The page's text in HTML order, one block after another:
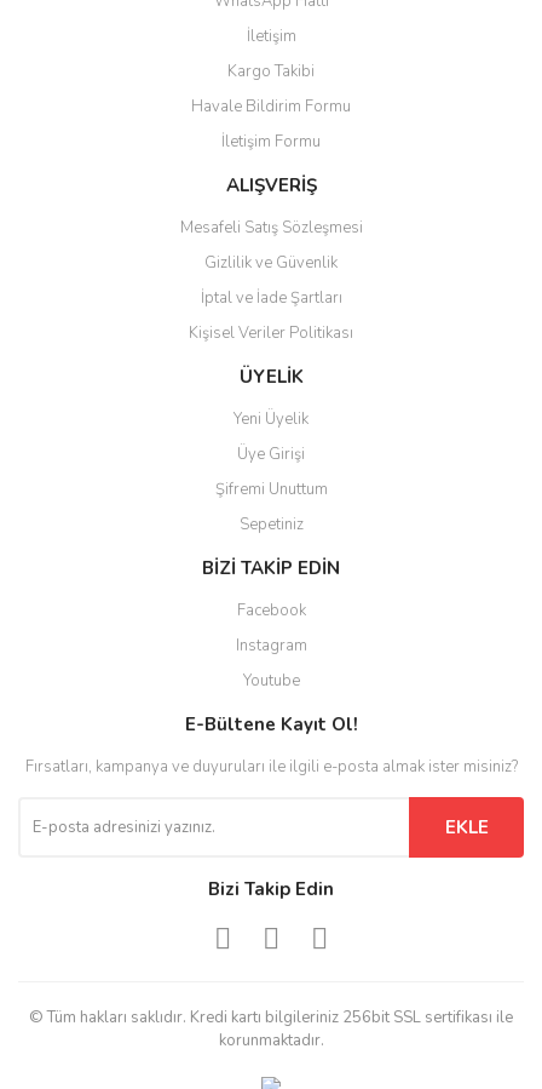
İletişim
Kargo Takibi
Havale Bildirim Formu
İletişim Formu
ALIŞVERİŞ
Mesafeli Satış Sözleşmesi
Gizlilik ve Güvenlik
İptal ve İade Şartları
Kişisel Veriler Politikası
ÜYELİK
Yeni Üyelik
Üye Girişi
Şifremi Unuttum
Sepetiniz
BİZİ TAKİP EDİN
Facebook
Instagram
Youtube
E-Bültene Kayıt Ol!
Fırsatları, kampanya ve duyuruları ile ilgili e-posta almak ister misiniz?
EKLE
Bizi Takip Edin
© Tüm hakları saklıdır. Kredi kartı bilgileriniz 256bit SSL sertifikası ile
korunmaktadır.